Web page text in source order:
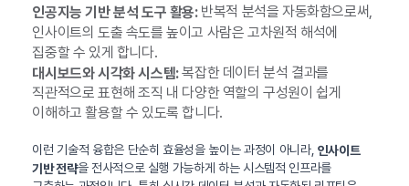
인공지능 기반 분석 도구 활용:반복적 분석을 자동화함으로써,
인사이트의 도출 속도를 높이고 사람은 고차원적 해석에
집중할 수 있게 합니다.
대시보드와 시각화 시스템:복잡한 데이터 분석 결과를
직관적으로 표현해 조직 내 다양한 역할의 구성원이 쉽게
이해하고 활용할 수 있도록 합니다.
이런 기술적 융합은 단순히 효율성을 높이는 과정이 아니라, 인사이트
기반 전략을 전사적으로 실행 가능하게 하는 시스템적 인프라를